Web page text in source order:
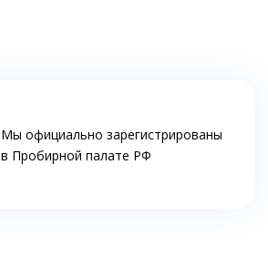
Мы официально зарегистрированы
в Пробирной палате РФ